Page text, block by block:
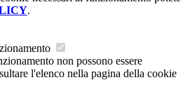
.
non possono essere
l'elenco nella pagina della cookie